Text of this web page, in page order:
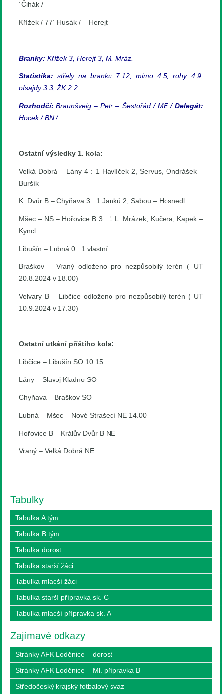
´Čihák /
Křížek / 77´ Husák / – Herejt
Branky: Křížek 3, Herejt 3, M. Mráz.
Statistika: střely na branku 7:12, mimo 4:5, rohy 4:9,
ofsajdy 3:3, ŽK 2:2
Rozhodčí: Braunšveig – Petr – Šestořád / ME / Delegát:
Hocek / BN /
Ostatní výsledky 1. kola:
Velká Dobrá – Lány 4 : 1 Havlíček 2, Servus, Ondrášek –
Buršík
K. Dvůr B – Chyňava 3 : 1 Janků 2, Sabou – Hosnedl
Mšec – NS – Hořovice B 3 : 1 L. Mrázek, Kučera, Kapek –
Kyncl
Libušín – Lubná 0 : 1 vlastní
Braškov – Vraný odloženo pro nezpůsobilý terén ( UT
20.8.2024 v 18.00)
Velvary B – Libčice odloženo pro nezpůsobilý terén ( UT
10.9.2024 v 17.30)
Ostatní utkání příštího kola:
Libčice – Libušín SO 10.15
Lány – Slavoj Kladno SO
Chyňava – Braškov SO
Lubná – Mšec – Nové Strašecí NE 14.00
Hořovice B – Králův Dvůr B NE
Vraný – Velká Dobrá NE
Tabulky
Tabulka A tým
Tabulka B tým
Tabulka dorost
Tabulka starší žáci
Tabulka mladší žáci
Tabulka starší přípravka sk. C
Tabulka mladší přípravka sk. A
Zajímavé odkazy
Stránky AFK Loděnice – dorost
Stránky AFK Loděnice – Ml. přípravka B
Středočeský krajský fotbalový svaz